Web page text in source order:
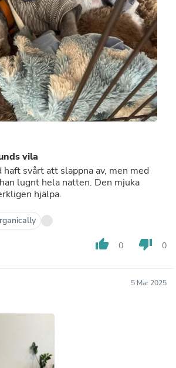
vila
svårt att slappna av, men med
lugnt hela natten. Den mjuka
hjälpa.
thumb_up 0 thumb_down 0
5 Mar 2025